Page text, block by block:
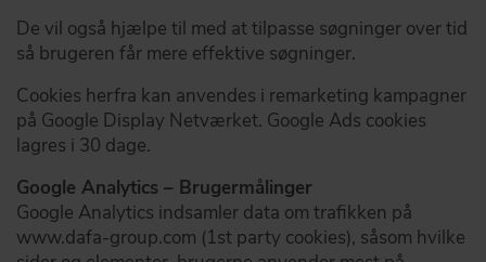
De vil også hjælpe til med at tilpasse søgninger over tid
så brugeren får mere effektive søgninger.
Cookies herfra kan anvendes i remarketing kampagner
på Google Display Netværket. Google Ads cookies
lagres i 30 dage.
Google Analytics – Brugermålinger
Google Analytics indsamler data om trafikken på
www.dafa-group.com (1st party cookies), såsom hvilke